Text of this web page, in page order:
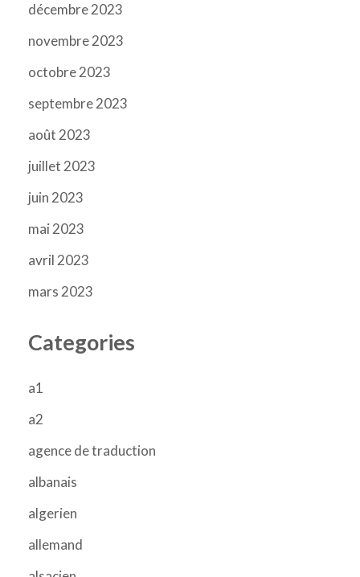
décembre 2023
novembre 2023
octobre 2023
septembre 2023
août 2023
juillet 2023
juin 2023
mai 2023
avril 2023
mars 2023
Categories
a1
a2
agence de traduction
albanais
algerien
allemand